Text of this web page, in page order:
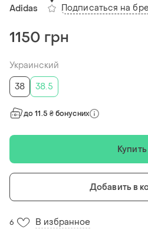
Adidas Подписаться на
1150 грн
Украинский
38
38.5
до 11.5 ₴ бонусних
Купить
Добавить в
6 В избранное